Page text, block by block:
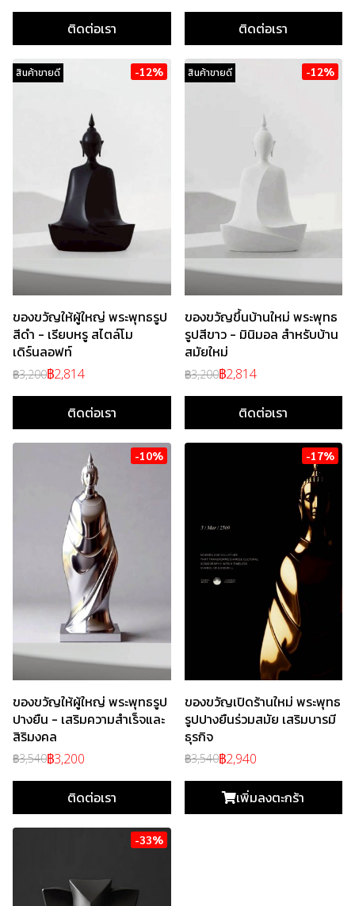
ติดต่อเรา ติดต่อเรา
สินค้าขายดี -12%
ของขวัญให้ผู้ใหญ่ พระพุทธรูป
สีดำ - เรียบหรู สไตล์โม
เดิร์นลอฟท์
฿3,200฿2,814
ติดต่อเรา
สินค้าขายดี -12%
ของขวัญขึ้นบ้านใหม่ พระพุทธ
รูปสีขาว - มินิมอล สำหรับบ้าน
สมัยใหม่
฿3,200฿2,814
ติดต่อเรา
-10%
ของขวัญให้ผู้ใหญ่ พระพุทธรูป
ปางยืน - เสริมความสำเร็จและ
สิริมงคล
฿3,540฿3,200
ติดต่อเรา
-17%
ของขวัญเปิดร้านใหม่ พระพุทธ
รูปปางยืนร่วมสมัย เสริมบารมี
ธุรกิจ
฿3,540฿2,940
เพิ่มลงตะกร้า
-33%